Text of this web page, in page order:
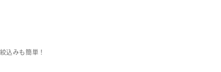
込みも簡単！